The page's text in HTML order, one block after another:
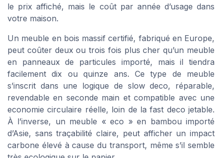
le prix affiché, mais le coût par année d’usage dans
votre maison.
Un meuble en bois massif certifié, fabriqué en Europe,
peut coûter deux ou trois fois plus cher qu’un meuble
en panneaux de particules importé, mais il tiendra
facilement dix ou quinze ans. Ce type de meuble
s’inscrit dans une logique de slow deco, réparable,
revendable en seconde main et compatible avec une
economie circulaire réelle, loin de la fast deco jetable.
À l’inverse, un meuble « eco » en bambou importé
d’Asie, sans traçabilité claire, peut afficher un impact
carbone élevé à cause du transport, même s’il semble